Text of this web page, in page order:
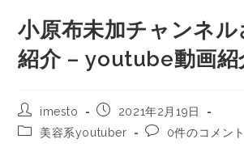
小原布未加チャンネル
紹介 – youtube動画紹
imesto
2021年2月19日
美容系youtuber
0件のコメント